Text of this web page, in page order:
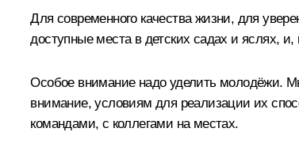
Для современного качества жизни, для
доступные места в детских садах и яслях,
Особое внимание надо уделить молодёжи.
внимание, условиям для реализации их
командами, с коллегами на местах.